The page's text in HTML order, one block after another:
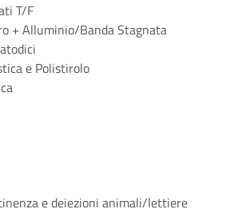
T/F
+ Alluminio/Banda Stagnata
e Polistirolo
e deiezioni animali/lettiere